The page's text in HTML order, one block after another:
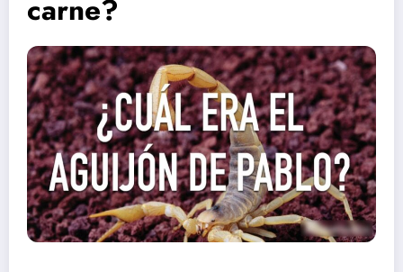
carne?